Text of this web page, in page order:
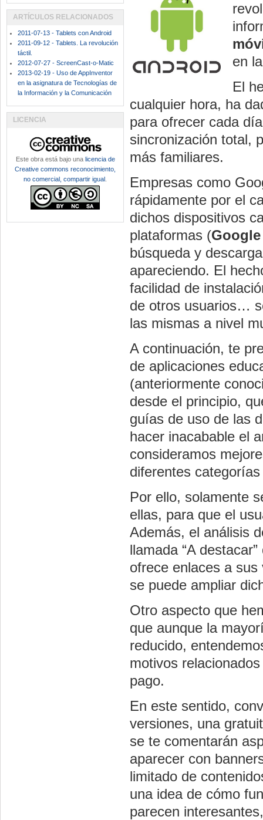
en
El
cualquier hora, ha
para ofrecer cada
sincronización total,
más familiares.
Empresas como
rápidamente por el
dichos dispositivos
plataformas (
búsqueda y
apareciendo. El
facilidad de
de otros usuarios…
las mismas a nivel
A continuación, te
de aplicaciones
(anteriormente
desde el principio,
guías de uso de las
hacer inacabable el
consideramos
diferentes
Por ello, solamente
ellas, para que el
Además, el análisis
llamada “A
ofrece enlaces a
se puede ampliar
Otro aspecto que
que aunque la
reducido,
motivos
pago.
En este sentido,
versiones, una
se te comentarán
aparecer con
limitado de
una idea de cómo
parecen
ARTÍCULOS RELACIONADOS
2011-07-13 - Tablets con Android
2011-09-12 - Tablets. La revolución
táctil.
2012-07-27 - ScreenCast-o-Matic
2013-02-19 - Uso de AppInventor
en la asignatura de Tecnologías de
la Información y la Comunicación
LICENCIA
Este obra está bajo una licencia de
Creative commons reconocimiento,
no comercial, compartir igual